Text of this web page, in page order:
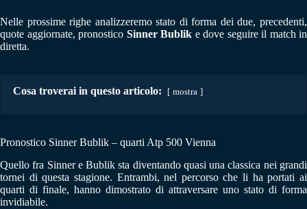
Nelle prossime righe analizzeremo stato di forma dei due, precedenti,
quote aggiornate, pronostico Sinner Bublik e dove seguire il match in
diretta.
Cosa troverai in questo articolo: mostra
Pronostico Sinner Bublik – quarti Atp 500 Vienna
Quello fra Sinner e Bublik sta diventando quasi una classica nei grandi
tornei di questa stagione. Entrambi, nel percorso che li ha portati ai
quarti di finale, hanno dimostrato di attraversare uno stato di forma
invidiabile.